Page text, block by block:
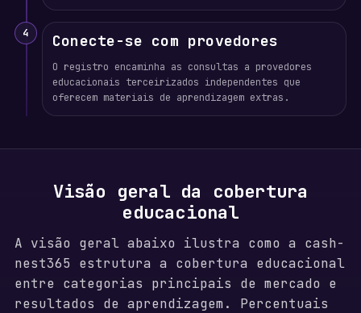
4 Conecte-se com provedores
O registro encaminha as consultas a provedores
educacionais terceirizados independentes que
oferecem materiais de aprendizagem extras.
Visão geral da cobertura
educacional
A visão geral abaixo ilustra como a cash-
nest365 estrutura a cobertura educacional
entre categorias principais de mercado e
resultados de aprendizagem. Percentuais